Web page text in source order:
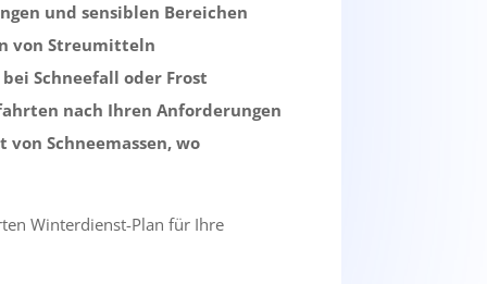
und sensiblen Bereichen
von Streumitteln
Schneefall oder Frost
nach Ihren Anforderungen
Schneemassen, wo
Winterdienst-Plan für Ihre